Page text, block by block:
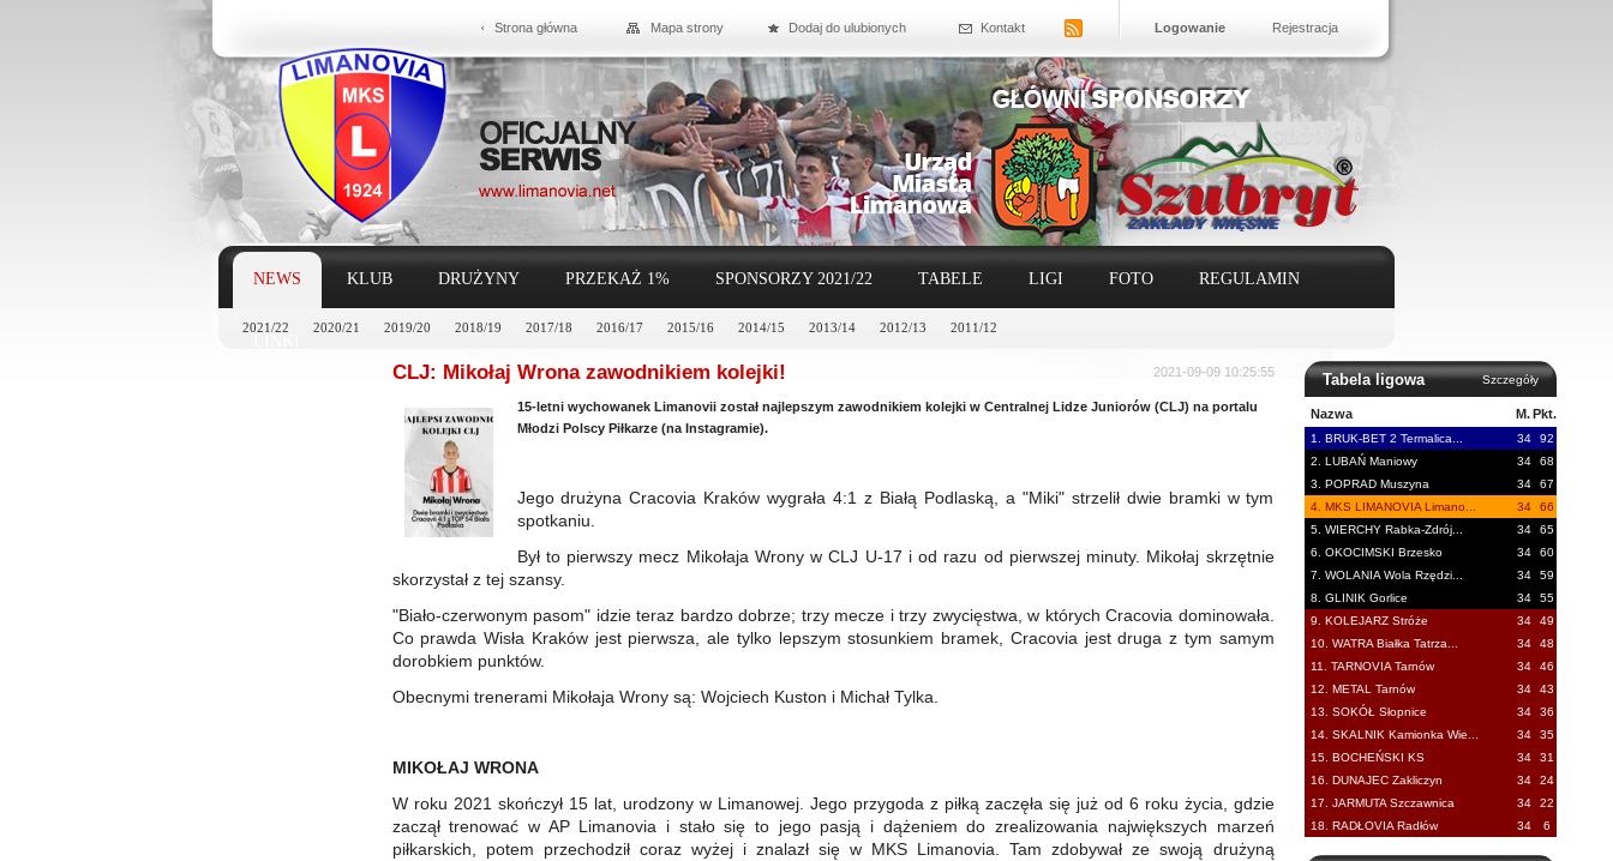
Strona główna Mapa strony Dodaj do ulubionych Kontakt Logowanie Rejestracja
NEWS
2021/22 2020/21 2019/20 2018/19 2017/18 2016/17 2015/16 2014/15 2013/14 2012/13 2011/12
KLUB DRUŻYNY PRZEKAŻ 1% SPONSORZY 2021/22 TABELE LIGI FOTO REGULAMIN
Tabela ligowa Szczegóły
Nazwa M. Pkt.
1. BRUK-BET 2 Termalica... 34
92
2. LUBAŃ Maniowy
34
68
3. POPRAD Muszyna
34
67
4. MKS LIMANOVIA Limano...
34
66
5. WIERCHY Rabka-Zdrój...
34
65
6. OKOCIMSKI Brzesko
34
60
7. WOLANIA Wola Rzędzi...
34
59
8. GLINIK Gorlice
34
55
9. KOLEJARZ Stróże
34
49
10. WATRA Białka Tatrza...
34
48
11. TARNOVIA Tarnów
34
46
12. METAL Tarnów
34
43
13. SOKÓŁ Słopnice
34
36
14. SKALNIK Kamionka Wie...
34
35
15. BOCHEŃSKI KS
34
31
16. DUNAJEC Zakliczyn
34
24
17. JARMUTA Szczawnica
34
22
18. RADŁOVIA Radłów
34 6
CLJ: Mikołaj Wrona zawodnikiem kolejki! 2021-09-09 10:25:55
15-letni wychowanek Limanovii został najlepszym zawodnikiem kolejki w Centralnej Lidze Juniorów (CLJ) na portalu
Młodzi Polscy Piłkarze (na Instagramie).
Jego drużyna Cracovia Kraków wygrała 4:1 z Białą Podlaską, a "Miki" strzelił dwie bramki w tym
spotkaniu.
Był to pierwszy mecz Mikołaja Wrony w CLJ U-17 i od razu od pierwszej minuty. Mikołaj skrzętnie
skorzystał z tej szansy.
"Biało-czerwonym pasom" idzie teraz bardzo dobrze; trzy mecze i trzy zwycięstwa, w których Cracovia dominowała.
Co prawda Wisła Kraków jest pierwsza, ale tylko lepszym stosunkiem bramek, Cracovia jest druga z tym samym
dorobkiem punktów.
Obecnymi trenerami Mikołaja Wrony są: Wojciech Kuston i Michał Tylka.
MIKOŁAJ WRONA
W roku 2021 skończył 15 lat, urodzony w Limanowej. Jego przygoda z piłką zaczęła się już od 6 roku życia, gdzie
zaczął trenować w AP Limanovia i stało się to jego pasją i dążeniem do zrealizowania największych marzeń
piłkarskich, potem przechodził coraz wyżej i znalazł się w MKS Limanovia. Tam zdobywał ze swoją drużyną